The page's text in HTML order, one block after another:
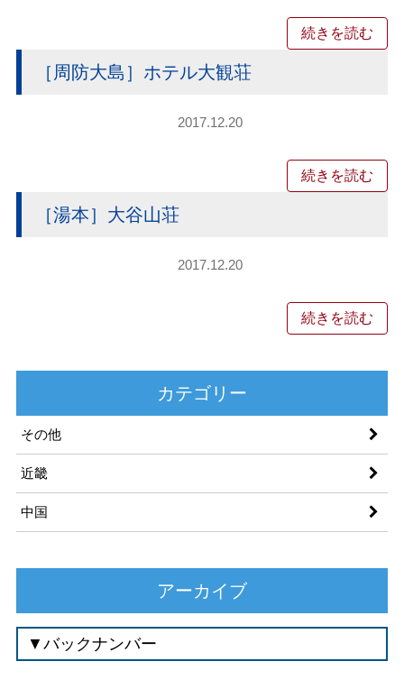
続きを読む
［周防大島］ホテル大観荘
2017.12.20
続きを読む
［湯本］大谷山荘
2017.12.20
続きを読む
カテゴリー
その他
近畿
中国
アーカイブ